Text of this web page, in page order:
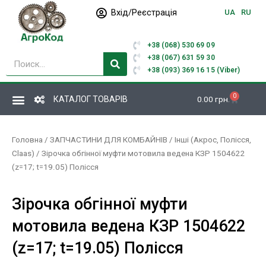
Перейти
вмісту
Вхід/Реєстрація UA RU
Пошук
+38 (068) 530 69 09
+38 (067) 631 59 30
+38 (093) 369 16 15 (Viber)
КАТАЛОГ ТОВАРІВ 0.00 грн. 0
Кошик
Головна / ЗАПЧАСТИНИ ДЛЯ КОМБАЙНІВ / Інші (Акрос, Полісся,
Claas) / Зірочка обгінної муфти мотовила ведена КЗР 1504622
(z=17; t=19.05) Полісся
Зірочка обгінної муфти
мотовила ведена КЗР 1504622
(z=17; t=19.05) Полісся